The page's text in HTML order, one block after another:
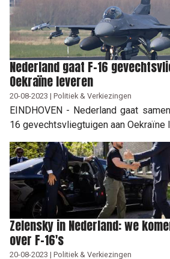
Nederland gaat F-16
Oekraïne leveren
20-08-2023 | Politiek & Verkiezingen
EINDHOVEN - Nederland gaat
16 gevechtsvliegtuigen aan Oekraïne
Zelensky in Nederland: we
over F-16's
20-08-2023 | Politiek & Verkiezingen